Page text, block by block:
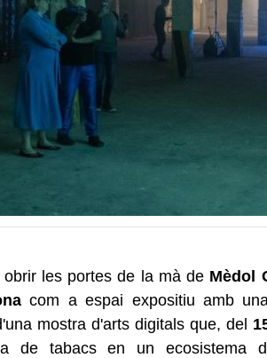
les portes de la mà de Mèdol
com a espai expositiu amb
mostra d'arts digitals que, del
de tabacs en un ecosistema